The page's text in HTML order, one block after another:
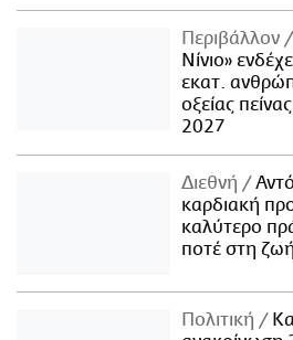
Περιβάλλον
Νίνιο»
εκατ.
οξείας
2027
Διεθνή
καρδιακή
καλύτερο
ποτέ στη
Πολιτική